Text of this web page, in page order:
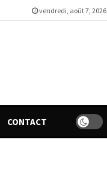
vendredi, août 7, 2026
CONTACT